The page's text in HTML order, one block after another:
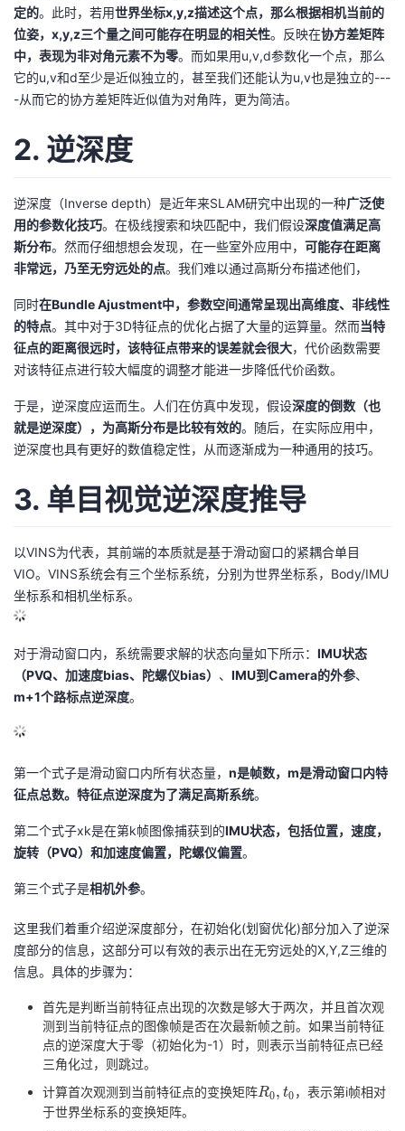
藏
定的。此时，若用世界坐标x,y,z描述这个点，那么根据相机当前的
位姿，x,y,z三个量之间可能存在明显的相关性。反映在协方差矩阵
中，表现为非对角元素不为零。而如果用u,v,d参数化一个点，那么
它的u,v和d至少是近似独立的，甚至我们还能认为u,v也是独立的---
-从而它的协方差矩阵近似值为对角阵，更为简洁。
2. 逆深度
逆深度（Inverse depth）是近年来SLAM研究中出现的一种广泛使
用的参数化技巧。在极线搜索和块匹配中，我们假设深度值满足高
斯分布。然而仔细想想会发现，在一些室外应用中， 可能存在距离
非常远，乃至无穷远处的点。我们难以通过高斯分布描述他们，
同时在Bundle Ajustment中，参数空间通常呈现出高维度、非线性
的特点。其中对于3D特征点的优化占据了大量的运算量。然而当特
征点的距离很远时，该特征点带来的误差就会很大，代价函数需要
对该特征点进行较大幅度的调整才能进一步降低代价函数。
于是，逆深度应运而生。人们在仿真中发现，假设深度的倒数（也
就是逆深度），为高斯分布是比较有效的。随后，在实际应用中，
逆深度也具有更好的数值稳定性，从而逐渐成为一种通用的技巧。
3. 单目视觉逆深度推导
以VINS为代表，其前端的本质就是基于滑动窗口的紧耦合单目
VIO。VINS系统会有三个坐标系统，分别为世界坐标系，Body/IMU
坐标系和相机坐标系。
对于滑动窗口内，系统需要求解的状态向量如下所示： IMU状态
（PVQ、加速度bias、陀螺仪bias） 、 IMU到Camera的外参、
m+1个路标点逆深度。
第一个式子是滑动窗口内所有状态量， n是帧数，m是滑动窗口内特
征点总数。特征点逆深度为了满足高斯系统。
第二个式子xk是在第k帧图像捕获到的IMU状态，包括位置，速度，
旋转（PVQ）和加速度偏置，陀螺仪偏置。
第三个式子是相机外参。
这里我们着重介绍逆深度部分，在初始化(划窗优化)部分加入了逆深
度部分的信息，这部分可以有效的表示出在无穷远处的X,Y,Z三维的
信息。具体的步骤为：
首先是判断当前特征点出现的次数是够大于两次，并且首次观
测到当前特征点的图像帧是否在次最新帧之前。如果当前特征
点的逆深度大于零（初始化为-1）时，则表示当前特征点已经
三角化过，则跳过。
计算首次观测到当前特征点的变换矩阵R_0,t_0
R0, t0 ，表示第i帧相对
于世界坐标系的变换矩阵。